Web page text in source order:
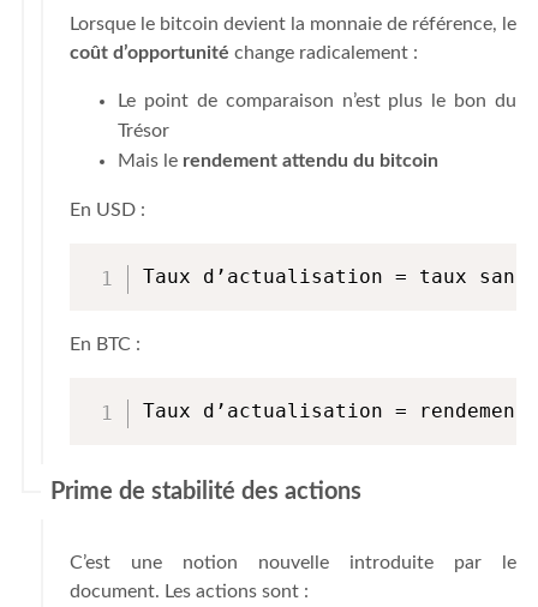
Lorsque le bitcoin devient la monnaie de référence, le
coût d’opportunité change radicalement :
Le point de comparaison n’est plus le bon du
Trésor
Mais le rendement attendu du bitcoin
En USD :
Taux d’actualisation = taux
En BTC :
Taux d’actualisation =
Prime de stabilité des actions
C’est une notion nouvelle introduite par le
document. Les actions sont :